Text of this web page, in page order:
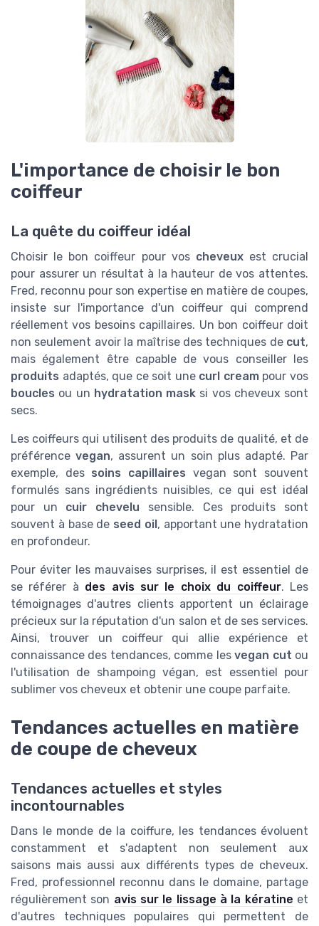
L'importance de choisir le bon
coiffeur
La quête du coiffeur idéal
Choisir le bon coiffeur pour vos cheveuxest crucial
pour assurer un résultat à la hauteur de vos attentes.
Fred, reconnu pour son expertise en matière de coupes,
insiste sur l'importance d'un coiffeur qui comprend
réellement vos besoins capillaires. Un bon coiffeur doit
non seulement avoir la maîtrise des techniques de cut,
mais également être capable de vous conseiller les
produits adaptés, que ce soit une curl creampour vos
boucles ou un hydratation mask si vos cheveux sont
secs.
Les coiffeurs qui utilisent des produits de qualité, et de
préférencevegan, assurent un soin plus adapté. Par
exemple, des soins capillaires vegan sont souvent
formulés sans ingrédients nuisibles, ce qui est idéal
pour un cuir chevelu sensible. Ces produits sont
souvent à base de seed oil, apportant une hydratation
en profondeur.
Pour éviter les mauvaises surprises, il est essentiel de
se référer à des avis sur le choix du coiffeur. Les
témoignages d'autres clients apportent un éclairage
précieux sur la réputation d'un salon et de ses services.
Ainsi, trouver un coiffeur qui allie expérience et
connaissance des tendances, comme lesvegan cut ou
l'utilisation de shampoing végan, est essentiel pour
sublimer vos cheveux et obtenir une coupe parfaite.
Tendances actuelles en matière
de coupe de cheveux
Tendances actuelles et styles
incontournables
Dans le monde de la coiffure, les tendances évoluent
constamment et s'adaptent non seulement aux
saisons mais aussi aux différents types de cheveux.
Fred, professionnel reconnu dans le domaine, partage
régulièrement son avis sur le lissage à la kératine et
d'autres techniques populaires qui permettent de